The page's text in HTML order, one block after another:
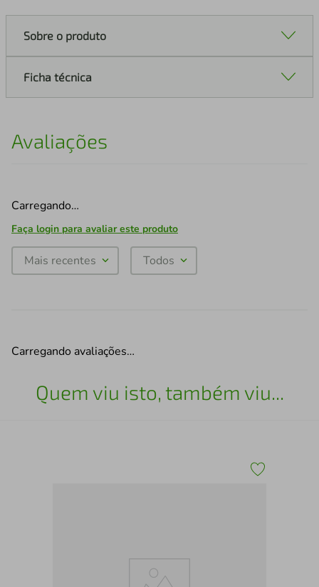
Sobre o produto
Ficha técnica
Avaliações
Carregando…
Faça login para avaliar este produto
Mais recentes Todos
Carregando avaliações…
Quem viu isto, também viu...